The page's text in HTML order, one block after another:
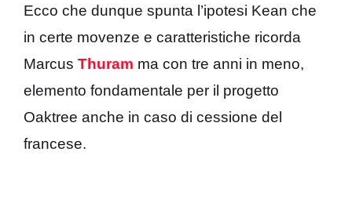
Ecco che dunque spunta l’ipotesi Kean che
in certe movenze e caratteristiche ricorda
Marcus Thuram ma con tre anni in meno,
elemento fondamentale per il progetto
Oaktree anche in caso di cessione del
francese.